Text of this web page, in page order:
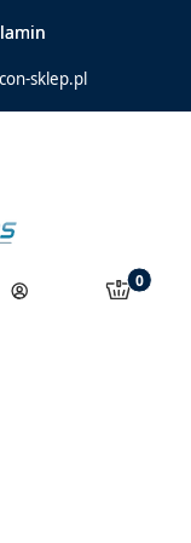
sklep.pl
Zaloguj się Produkty
Koszyk